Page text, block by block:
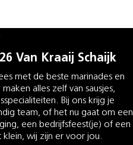
.
Van Kraaij Schaijk
met de beste marinades en
alles zelf van sausjes,
Bij ons krijg je
team, of het nu gaat om een
een bedrijfsfeest(je) of een
wij zijn er voor jou.